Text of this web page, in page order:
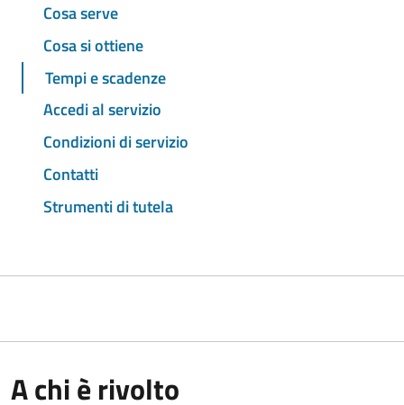
Cosa serve
Cosa si ottiene
Tempi e scadenze
Accedi al servizio
Condizioni di servizio
Contatti
Strumenti di tutela
A chi è rivolto